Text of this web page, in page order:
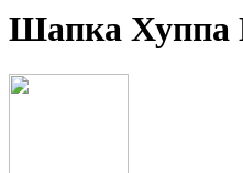
Шапка Хуппа